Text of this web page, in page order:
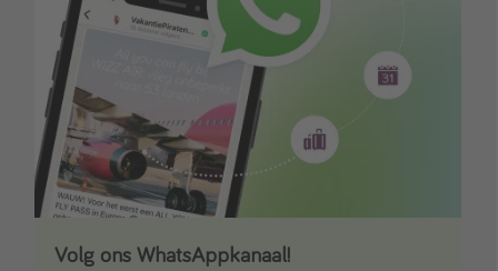
Volg ons WhatsAppkanaal!
Download onze app